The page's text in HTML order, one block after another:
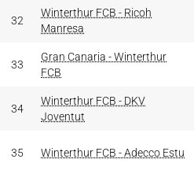
32
Winterthur FCB - Ricoh
Manresa
33
Gran Canaria - Winterthur
FCB
34
Winterthur FCB - DKV
Joventut
35 Winterthur FCB - Adecco Estu